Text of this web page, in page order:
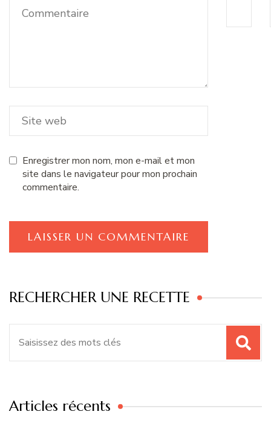
Enregistrer mon nom, mon e-mail et mon
site dans le navigateur pour mon prochain
commentaire.
RECHERCHER UNE RECETTE
Articles récents